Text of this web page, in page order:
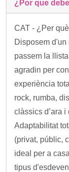
¿Por que
CAT - ¿Per
Disposem
passem la
agradin per
experiència
rock, rumba,
clàssics d’ara
Adaptabilitat
(privat, públic,
ideal per a
tipus